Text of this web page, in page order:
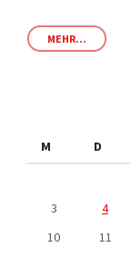
MEHR...
M
D
3
4
10
11